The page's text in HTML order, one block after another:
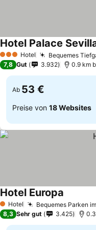
3 SterneHotel Bequemes
Hotel Palace
7,8 Gut 3.932 0.9 km
Ab 53 €
Preise von 18 Websites
1 Sterne
Hotel Bequemes Parken
Hotel Europa
8,3 Sehr gut 3.425